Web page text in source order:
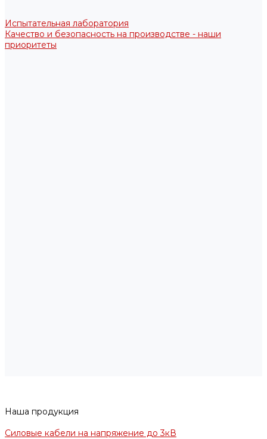
Испытательная лаборатория
Качество и безопасность на производстве - наши
приоритеты
Наша продукция
Силовые кабели на напряжение до 3кВ